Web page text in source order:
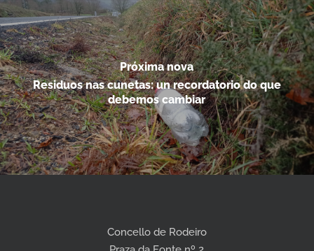
Próxima nova
Residuos nas cunetas: un recordatorio do que
debemos cambiar
Concello de Rodeiro